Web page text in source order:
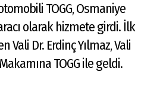
TOGG, Osmaniye
olarak hizmete girdi. İlk
Vali Dr. Erdinç Yılmaz, Vali
TOGG ile geldi.